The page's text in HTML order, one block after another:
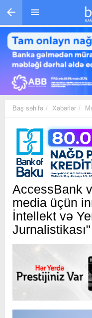
Skip to main content
Baş səhifə Xəbərlər
AccessBank
media üçün
İntellekt və
Jurnalistikası"